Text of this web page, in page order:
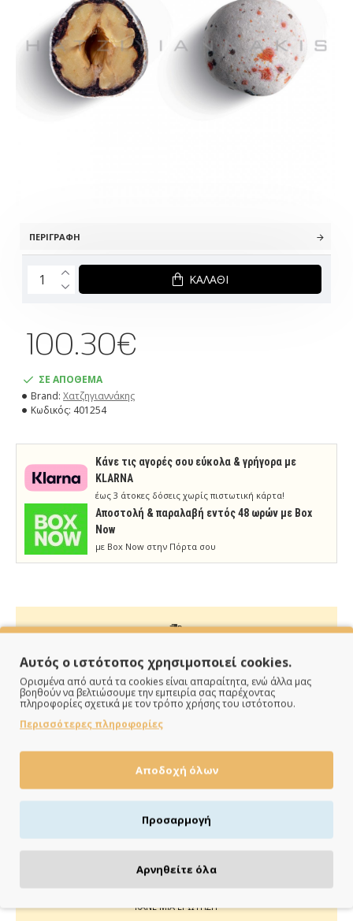
ΠΕΡΙΓΡΑΦΉ
ΣΕ ΑΠΟΘΕΜΑ
Brand: Χατζηγιαννάκης
Κωδικός: 401254
100.30€
ΚΑΛΆΘΙ
Κάνε τις αγορές σου εύκολα & γρήγορα με
KLARNA
έως 3 άτοκες δόσεις χωρίς πιστωτική κάρτα!
Aποστολή & παραλαβή εντός 48 ωρών με Box
Now
με Box Now στην Πόρτα σου
ΠΑΡΑΔΙΔΟΥΜΕ ΓΡΗΓΟΡΑ
Άμεση αποστολή της παραγγελίας σου σε 1 - 2 εργάσιμες
ημέρες
ΠΛΗΡΩΝΕΙΣ ΟΠΩΣ ΘΕΣ
Πιστωτική/χρεωστική κάρτα, αντικαταβολή ή κατάθεση
ΚΑΝΕ ΜΙΑ ΕΡΩΤΗΣΗ
Αυτός ο ιστότοπος χρησιμοποιεί cookies.
Ορισμένα από αυτά τα cookies είναι απαραίτητα, ενώ άλλα μας
βοηθούν να βελτιώσουμε την εμπειρία σας παρέχοντας
πληροφορίες σχετικά με τον τρόπο χρήσης του ιστότοπου.
Περισσότερες πληροφορίες
Αποδοχή όλων
Προσαρμογή
Αρνηθείτε όλα